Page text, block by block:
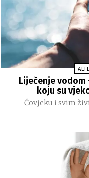
Liječenje
koju su
Čovjeku i svim